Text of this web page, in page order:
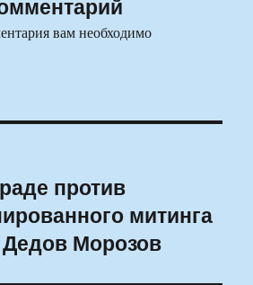
вам необходимо
против
митинга
Морозов